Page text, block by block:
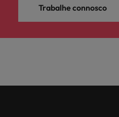
Trabalhe connosco